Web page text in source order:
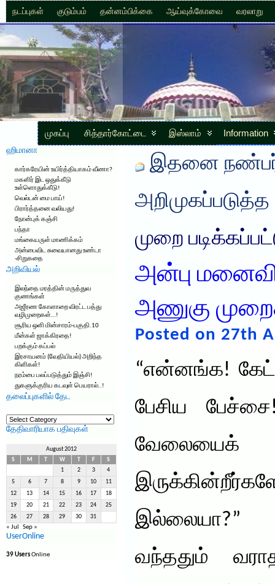
நடப்புகள் குடும்பம் தன்னம்பிக்கை ஆய்வுக்கோவை வரலாறு
முகப்பு சித்தார்கோட்டை இஸ்லாம் Information
ஹிமானா
கார்கரேயின் உயிர்த்தியாகம் வீணா?
மகளிர் இட ஒதுக்கீடு
உள்ளொதுக்கீடு!
வெல்டன் மை பாய்!
பிரார்த்தனை வலியது!
நோன்புக் கஞ்சி
பந்தா
மங்கையருள் மாணிக்கம்
அன்பைவிட சுவையானது உண்டா
-சிறுகதை
அறிவியல்
இலந்தை மரத்தின் மருத்துவ
குணங்கள்
அஜீரண கோளாறை விரட்ட பத்து
வழிமுறைகள்…!
சூரிய ஒளி மின்சாரம்-பகுதி.10
மீன்கள் ஜாக்கிரதை!
பறக்கும் கப்பல்
இரசாயனம் (வேதியியல்) அறிந்த
கிளிகள்!
நரம்பை பலப்படுத்தும் இஞ்சி!
துகளுக்குரிய கடவுள் பெயரால்..!
தலைப்புகளில் தேட
தலைப்புகளில்
தேட
தேதிவாரியாக பதிவுகள்
August 2012
S
M W F
S
1
2 3 4
5 6 7 8 9 10 11
12 13 14 15 16 17 18
19 20 21 22 23 24 25
26 27 28 29 30 31
« Jul Sep »
UserOnline
39 UsersOnline
இதனை
அறிமுகப்படுத்த
முறை
அன்பு
அணுகு
Posted on 27th
“என்னங்க!
பேசிய
வேலையைக்
இல்லையா?”
வந்ததும்